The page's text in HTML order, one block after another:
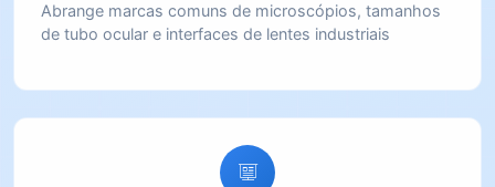
Abrange marcas comuns de microscópios, tamanhos
de tubo ocular e interfaces de lentes industriais